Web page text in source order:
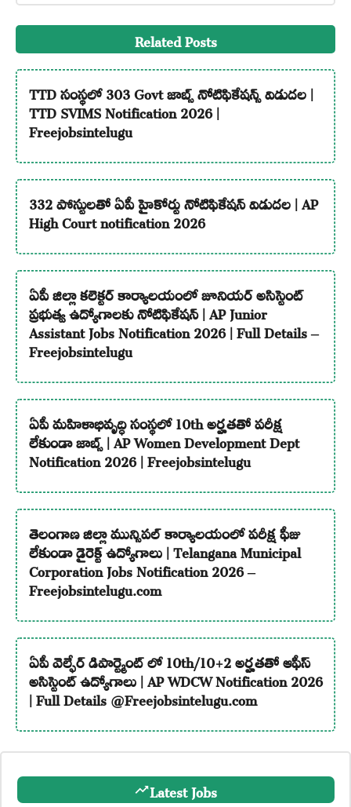
Related Posts
TTD సంస్థలో 303 Govt జాబ్స్ నోటిఫికేషన్స్ విడుదల |
TTD SVIMS Notification 2026 |
Freejobsintelugu
332 పోస్టులతో ఏపీ హైకోర్టు నోటిఫికేషన్ విడుదల | AP
High Court notification 2026
ఏపీ జిల్లా కలెక్టర్ కార్యాలయంలో జూనియర్ అసిస్టెంట్
ప్రభుత్వ ఉద్యోగాలకు నోటిఫికేషన్ | AP Junior
Assistant Jobs Notification 2026 | Full Details –
Freejobsintelugu
ఏపీ మహిళాభివృద్ధి సంస్థలో 10th అర్హతతో పరీక్ష
లేకుండా జాబ్స్ | AP Women Development Dept
Notification 2026 | Freejobsintelugu
తెలంగాణ జిల్లా మున్సిపల్ కార్యాలయంలో పరీక్ష ఫీజు
లేకుండా డైరెక్ట్ ఉద్యోగాలు | Telangana Municipal
Corporation Jobs Notification 2026 –
Freejobsintelugu.com
ఏపీ వెల్ఫేర్ డిపార్ట్మెంట్ లో 10th/10+2 అర్హతతో ఆఫీస్
అసిస్టెంట్ ఉద్యోగాలు | AP WDCW Notification 2026
| Full Details @Freejobsintelugu.com
Latest Jobs